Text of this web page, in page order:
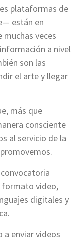
plataformas de
están en
muchas veces
a nivel
son las
el arte y llegar
más que
consciente
al servicio de la
formato video,
digitales y
a enviar videos